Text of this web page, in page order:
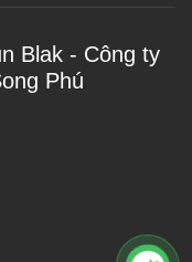
Blak - Công ty
Phú